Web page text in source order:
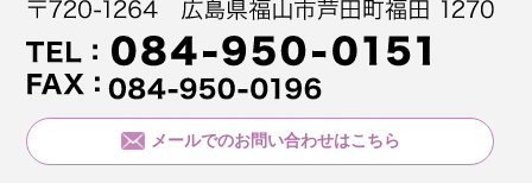
メールでのお問い合わせはこちら